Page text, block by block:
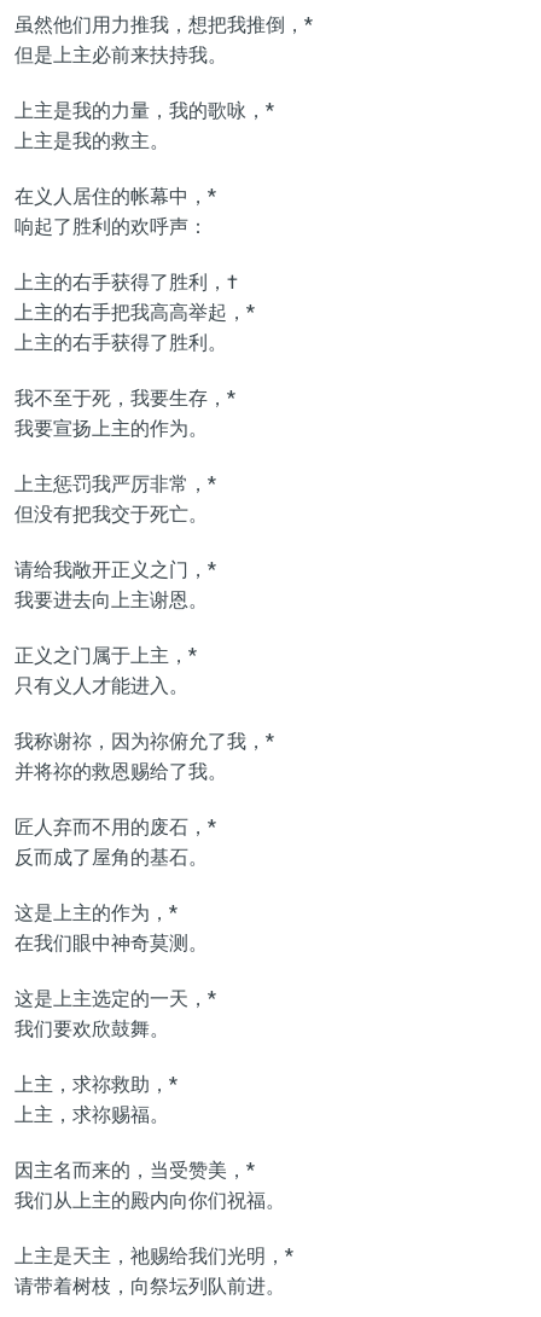
虽然他们用力推我，想把我推倒，*
但是上主必前来扶持我。
上主是我的力量，我的歌咏，*
上主是我的救主。
在义人居住的帐幕中，*
响起了胜利的欢呼声：
上主的右手获得了胜利，†
上主的右手把我高高举起，*
上主的右手获得了胜利。
我不至于死，我要生存，*
我要宣扬上主的作为。
上主惩罚我严厉非常，*
但没有把我交于死亡。
请给我敞开正义之门，*
我要进去向上主谢恩。
正义之门属于上主，*
只有义人才能进入。
我称谢祢，因为祢俯允了我，*
并将祢的救恩赐给了我。
匠人弃而不用的废石，*
反而成了屋角的基石。
这是上主的作为，*
在我们眼中神奇莫测。
这是上主选定的一天，*
我们要欢欣鼓舞。
上主，求祢救助，*
上主，求祢赐福。
因主名而来的，当受赞美，*
我们从上主的殿内向你们祝福。
上主是天主，祂赐给我们光明，*
请带着树枝，向祭坛列队前进。